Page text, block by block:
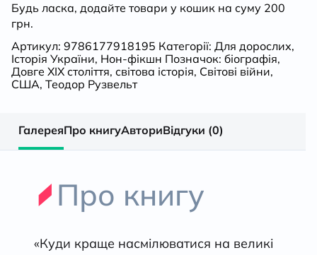
Будь ласка, додайте товари у кошик на суму 200
грн.
Артикул: 9786177918195 Категорії: Для дорослих,
Історія України, Нон-фікшн Позначок: біографія,
Довге ХІХ століття, світова історія, Світові війни,
США, Теодор Рузвельт
ГалереяПро книгуАвториВідгуки (0)
Про книгу
«Куди краще насмілюватися на великі